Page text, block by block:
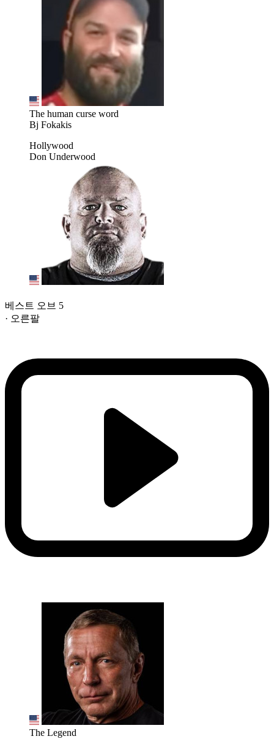
The human curse word
Bj Fokakis
Hollywood
Don Underwood
베스트 오브 5
· 오른팔
The Legend